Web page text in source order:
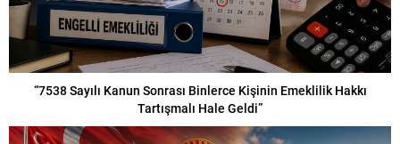
“7538 Sayılı Kanun Sonrası Binlerce Kişinin Emeklilik Hakkı
Tartışmalı Hale Geldi”